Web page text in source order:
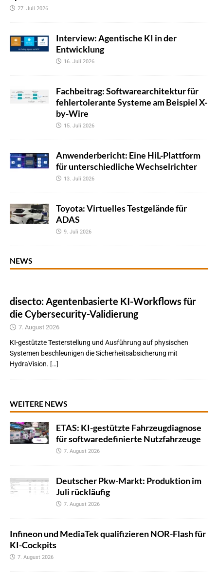
27. Juli 2026
Interview: Agentische KI in der
Entwicklung
16. Juli 2026
Fachbeitrag: Softwarearchitektur für
fehlertolerante Systeme am Beispiel X-
by-Wire
15. Juli 2026
Anwenderbericht: Eine HiL-Plattform
für unterschiedliche Wechselrichter
13. Juli 2026
Toyota: Virtuelles Testgelände für
ADAS
9. Juli 2026
NEWS
disecto: Agentenbasierte KI-Workflows für
die Cybersecurity-Validierung
7. August 2026
KI-gestützte Testerstellung und Ausführung auf physischen
Systemen beschleunigen die Sicherheitsabsicherung mit
HydraVision. […]
WEITERE NEWS
ETAS: KI-gestützte Fahrzeugdiagnose
für softwaredefinierte Nutzfahrzeuge
7. August 2026
Deutscher Pkw-Markt: Produktion im
Juli rückläufig
7. August 2026
Infineon und MediaTek qualifizieren NOR-Flash für
KI-Cockpits
7. August 2026